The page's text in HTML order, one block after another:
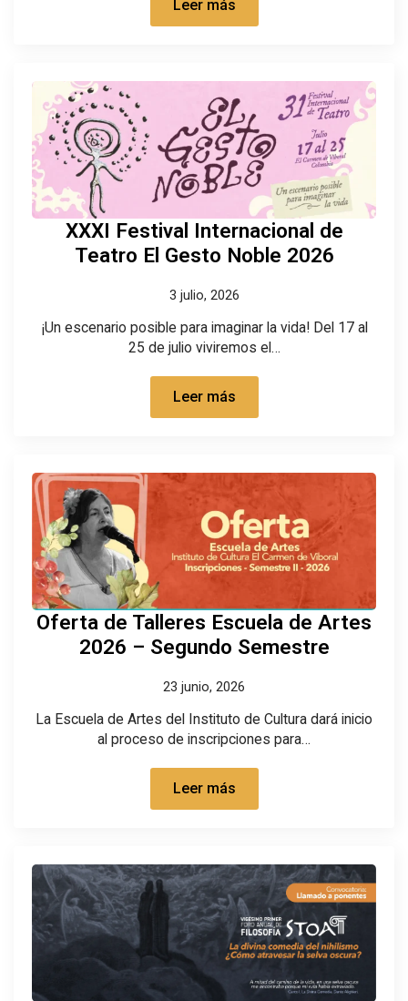
Leer más
XXXI Festival Internacional de
Teatro El Gesto Noble 2026
3 julio, 2026
¡Un escenario posible para imaginar la vida! Del 17 al
25 de julio viviremos el…
Leer más
Oferta de Talleres Escuela de Artes
2026 – Segundo Semestre
23 junio, 2026
La Escuela de Artes del Instituto de Cultura dará inicio
al proceso de inscripciones para…
Leer más